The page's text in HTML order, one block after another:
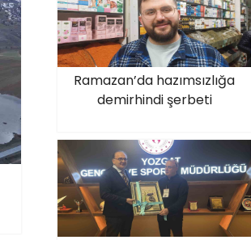
Ramazan’da hazımsızlığa
demirhindi şerbeti